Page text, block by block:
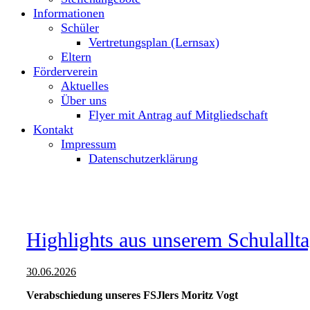
Informationen
Schüler
Vertretungsplan (Lernsax)
Eltern
Förderverein
Aktuelles
Über uns
Flyer mit Antrag auf Mitgliedschaft
Kontakt
Impressum
Datenschutzerklärung
Highlights aus unserem
30.06.2026
Verabschiedung unseres FSJlers Moritz Vogt